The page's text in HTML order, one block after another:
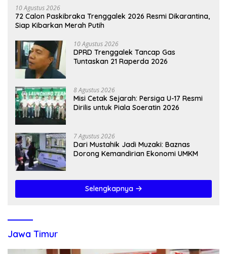
10 Agustus 2026
72 Calon Paskibraka Trenggalek 2026 Resmi Dikarantina,
Siap Kibarkan Merah Putih
10 Agustus 2026
DPRD Trenggalek Tancap Gas
Tuntaskan 21 Raperda 2026
8 Agustus 2026
Misi Cetak Sejarah: Persiga U-17 Resmi
Dirilis untuk Piala Soeratin 2026
7 Agustus 2026
Dari Mustahik Jadi Muzaki: Baznas
Dorong Kemandirian Ekonomi UMKM
Selengkapnya
Jawa Timur